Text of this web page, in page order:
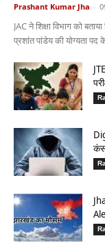
Prashant Kumar Jha -
JAC ने शिक्षा विभाग को
प्रशांत पांडेय की योग्यता